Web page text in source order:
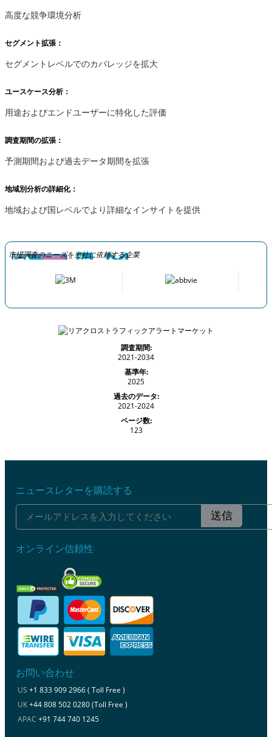
高度な競争環境分析
セグメント拡張：
セグメントレベルでのカバレッジを拡大
ユースケース分析：
用途およびエンドユーザーに特化した評価
調査期間の拡張：
予測期間および過去データ期間を拡張
地域別分析の詳細化：
地域および国レベルでより詳細なインサイトを提供
市場調査のニーズを当社に依頼する企業
調査期間:
2021-2034
基準年:
2025
過去のデータ:
2021-2024
ページ数:
123
ニュースレターを購読する
送信
オンライン信頼性
お問い合わせ
US +1 833 909 2966 ( Toll Free )
UK+44 808 502 0280 (Toll Free )
APAC +91 744 740 1245